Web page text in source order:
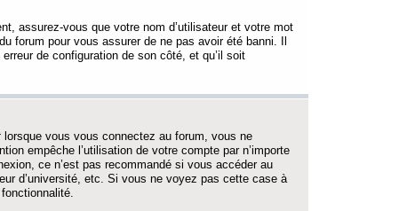
assurez-vous que votre nom d’utilisateur et votre mot
forum pour vous assurer de ne pas avoir été banni. Il
de configuration de son côté, et qu’il soit
lorsque vous vous connectez au forum, vous ne
empêche l’utilisation de votre compte par n’importe
ce n’est pas recommandé si vous accéder au
d’université, etc. Si vous ne voyez pas cette case à